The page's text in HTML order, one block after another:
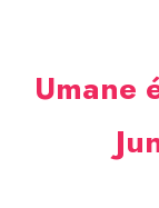
Umane